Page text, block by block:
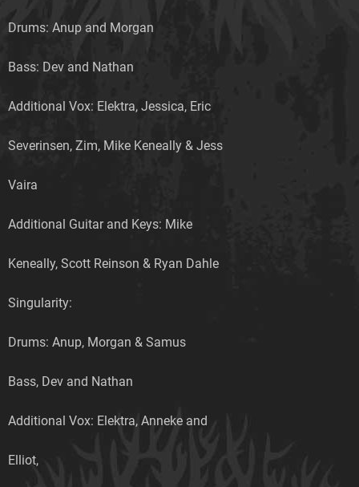
Drums: Anup and Morgan
Bass: Dev and Nathan
Additional Vox: Elektra, Jessica, Eric
Severinsen, Zim, Mike Keneally & Jess
Vaira
Additional Guitar and Keys: Mike
Keneally, Scott Reinson & Ryan Dahle
Singularity:
Drums: Anup, Morgan & Samus
Bass, Dev and Nathan
Additional Vox: Elektra, Anneke and
Elliot,